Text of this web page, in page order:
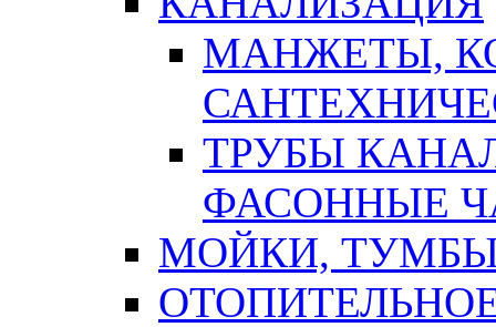
МАНЖЕТЫ,
ТРУБЫ
ФАСОННЫЕ
МОЙКИ,